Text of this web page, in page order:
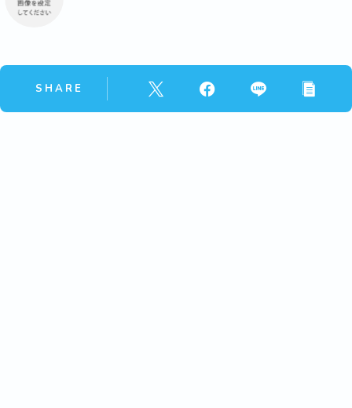
SHARE